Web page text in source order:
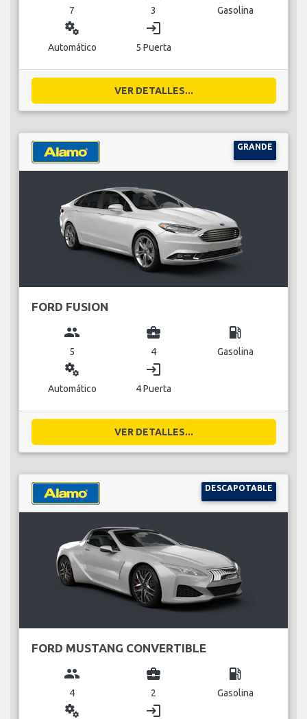
7 3 Gasolina
miscellaneous_services
Automático
login
5 Puerta
VER DETALLES...
GRANDE
FORD FUSION
group
5
business_center
4
local_gas_station
Gasolina
miscellaneous_services
Automático
login
4 Puerta
VER DETALLES...
DESCAPOTABLE
FORD MUSTANG CONVERTIBLE
group
4
business_center
2
local_gas_station
Gasolina
miscellaneous_services login